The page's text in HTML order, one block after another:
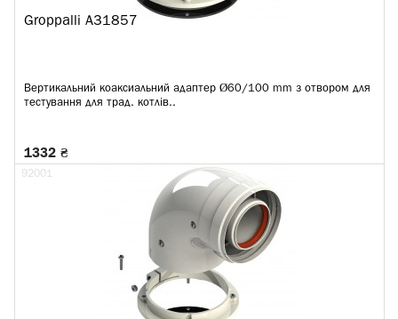
Groppalli A31857
Вертикальний коаксиальний адаптер Ø60/100 mm з отвором для
тестування для трад. котлів..
1332 ₴
92001